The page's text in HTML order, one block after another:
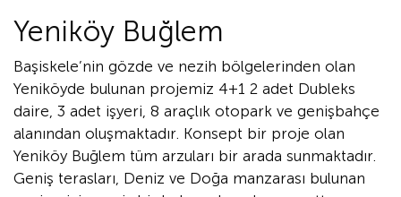
Yeniköy Buğlem
Başiskele’nin gözde ve nezih bölgelerinden olan
Yeniköyde bulunan projemiz 4+1 2 adet Dubleks
daire, 3 adet işyeri, 8 araçlık otopark ve genişbahçe
alanından oluşmaktadır. Konsept bir proje olan
Yeniköy Buğlem tüm arzuları bir arada sunmaktadır.
Geniş terasları, Deniz ve Doğa manzarası bulunan